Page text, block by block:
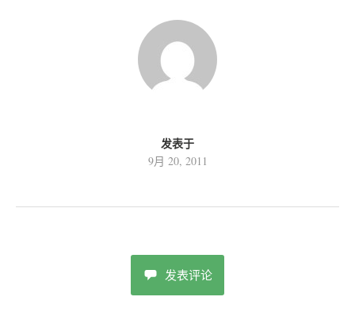
发表于
9月 20, 2011
发表评论